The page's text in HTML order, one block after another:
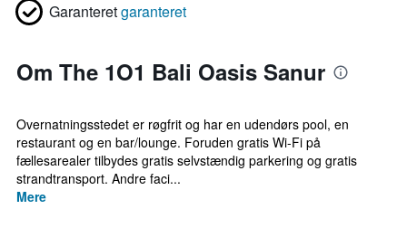
Garanteretgaranteret
Om The 1O1 Bali Oasis Sanur
Overnatningsstedet er røgfrit og har en udendørs pool, en
restaurant og en bar/lounge. Foruden gratis Wi-Fi på
fællesarealer tilbydes gratis selvstændig parkering og gratis
strandtransport. Andre faci...
Mere